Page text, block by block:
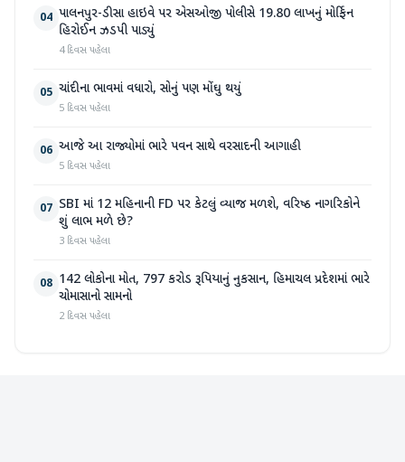
04 પાલનપુર-ડીસા હાઇવે પર એસઓજી પોલીસે 19.80 લાખનું મોર્ફિન
હિરોઈન ઝડપી પાડ્યું
4 દિવસ પહેલા
05 ચાંદીના ભાવમાં વધારો, સોનું પણ મોંઘુ થયું
5 દિવસ પહેલા
06 આજે આ રાજ્યોમાં ભારે પવન સાથે વરસાદની આગાહી
5 દિવસ પહેલા
07 SBI માં 12 મહિનાની FD પર કેટલું વ્યાજ મળશે, વરિષ્ઠ નાગરિકોને
શું લાભ મળે છે?
3 દિવસ પહેલા
08 142 લોકોના મોત, 797 કરોડ રૂપિયાનું નુકસાન, હિમાચલ પ્રદેશમાં ભારે
ચોમાસાનો સામનો
2 દિવસ પહેલા